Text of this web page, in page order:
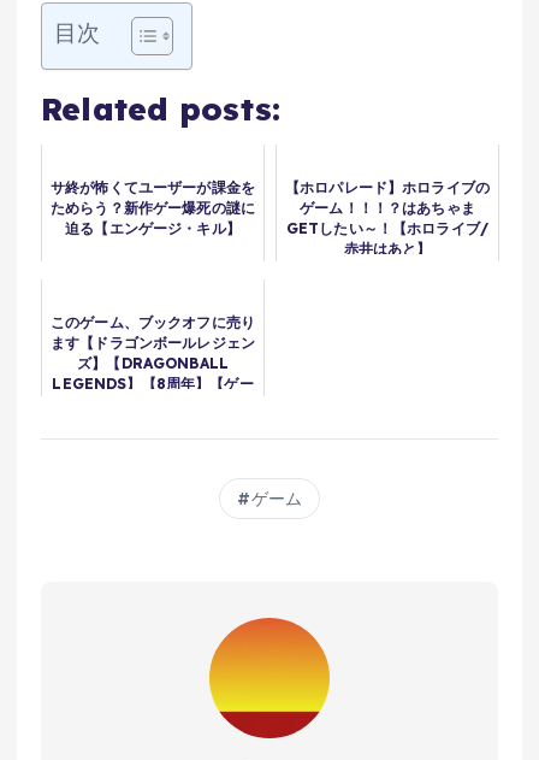
目次
Related posts:
サ終が怖くてユーザーが課金を
ためらう？新作ゲー爆死の謎に
迫る【エンゲージ・キル】
【ホロパレード】ホロライブの
ゲーム！！！？はあちゃま
GETしたい～！【ホロライブ/
赤井はあと】
このゲーム、ブックオフに売り
ます【ドラゴンボールレジェン
ズ】【DRAGONBALL
LEGENDS】【8周年】【ゲー
ゲーム